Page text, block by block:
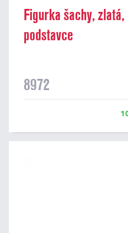
Figurka šachy,
podstavce
8972